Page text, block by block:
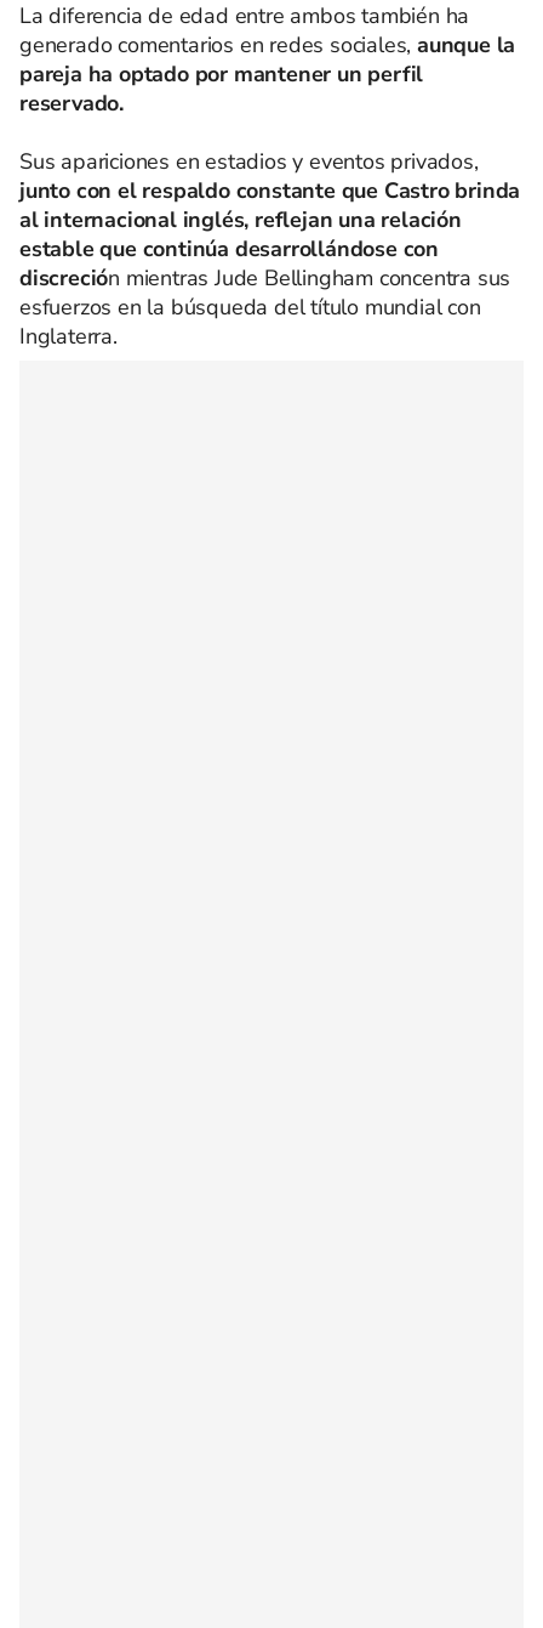
La diferencia de edad entre ambos también ha
generado comentarios en redes sociales, aunque la
pareja ha optado por mantener un perfil
reservado.
Sus apariciones en estadios y eventos privados,
junto con el respaldo constante que Castro brinda
al internacional inglés, reflejan una relación
estable que continúa desarrollándose con
discreción mientras Jude Bellingham concentra sus
esfuerzos en la búsqueda del título mundial con
Inglaterra.